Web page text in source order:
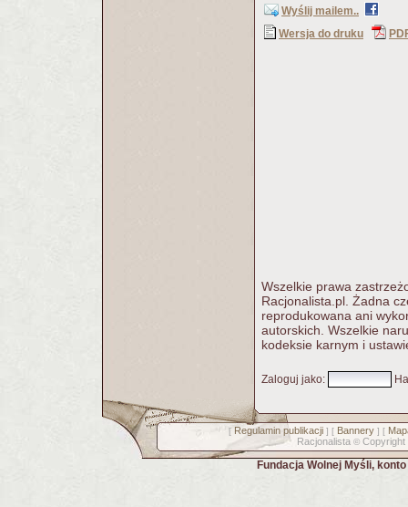
Wyślij mailem..
Wersja do druku
Wszelkie prawa
Racjonalista.pl. Żadna
reprodukowana ani
autorskich. Wszelkie
kodeksie karnym i
Zaloguj jako:
[ Regulamin publikacji] [ Bannery] [
Racjonalista © Copyright
Fundacja Wolnej Myśli,